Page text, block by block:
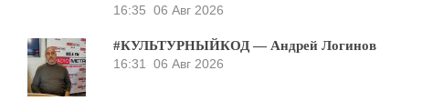
16:35 06 Авг 2026
#КУЛЬТУРНЫЙКОД — Андрей Логинов
16:31
06 Авг 2026